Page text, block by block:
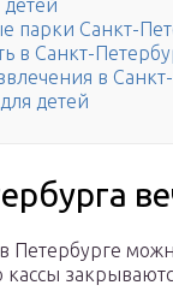
парки Санкт-
в Санкт-
в
детей
Петербурге
кассы